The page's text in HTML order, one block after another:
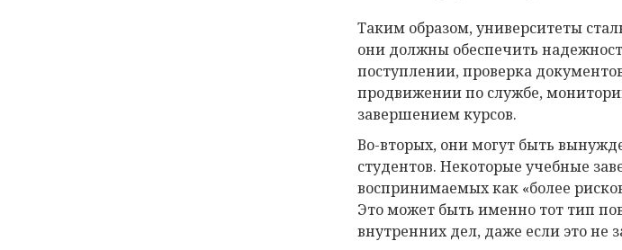
Таким образом, университеты
они должны обеспечить
поступлении, проверка
продвижении по службе,
завершением курсов.
Во-вторых, они могут быть
студентов. Некоторые учебные
воспринимаемых как «более
Это может быть именно тот тип
внутренних дел, даже если это не